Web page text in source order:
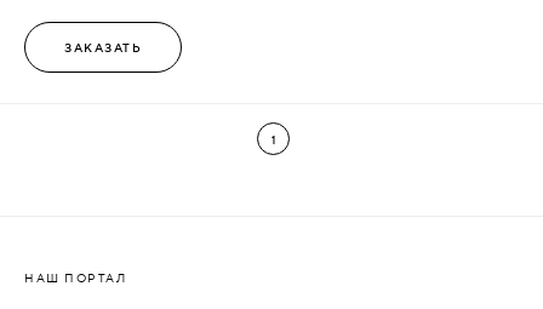
ЗАКАЗАТЬ
1
НАШ ПОРТАЛ